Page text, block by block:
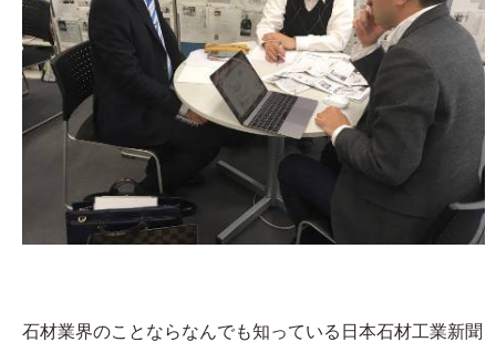
石材業界のことならなんでも知っている日本石材工業新聞